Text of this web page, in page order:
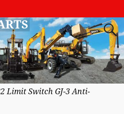
Limit Switch GJ-3 Anti-